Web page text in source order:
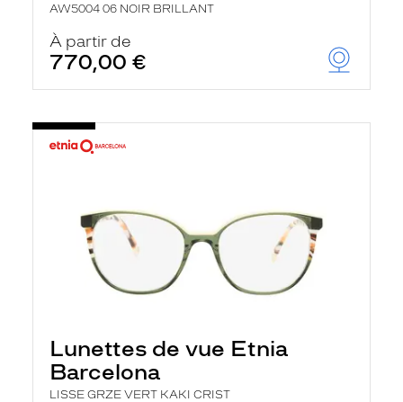
AW5004 06 NOIR BRILLANT
À partir de
770,00 €
Lunettes de vue Etnia
Barcelona
LISSE GRZE VERT KAKI CRIST